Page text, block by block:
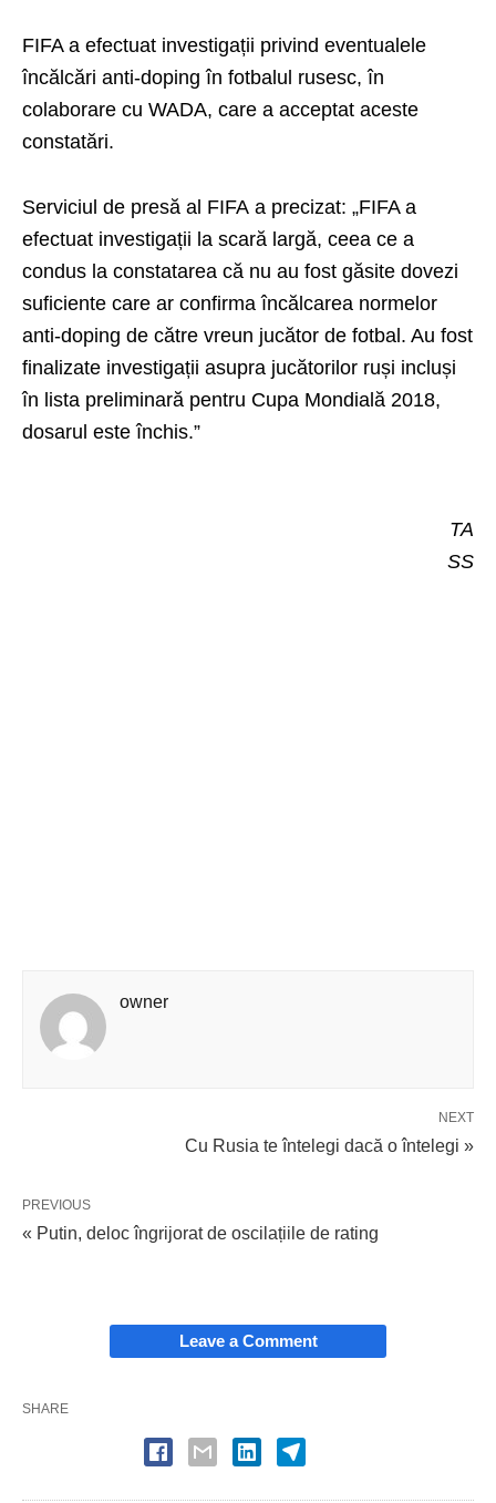
FIFA a efectuat investigații privind eventualele
încălcări anti-doping în fotbalul rusesc, în
colaborare cu WADA, care a acceptat aceste
constatări.
Serviciul de presă al FIFA a precizat: „FIFA a
efectuat investigații la scară largă, ceea ce a
condus la constatarea că nu au fost găsite dovezi
suficiente care ar confirma încălcarea normelor
anti-doping de către vreun jucător de fotbal. Au fost
finalizate investigații asupra jucătorilor ruși incluși
în lista preliminară pentru Cupa Mondială 2018,
dosarul este închis.”
TA
SS
owner
NEXT
Cu Rusia te întelegi dacă o întelegi »
PREVIOUS
« Putin, deloc îngrijorat de oscilațiile de rating
Leave a Comment
SHARE